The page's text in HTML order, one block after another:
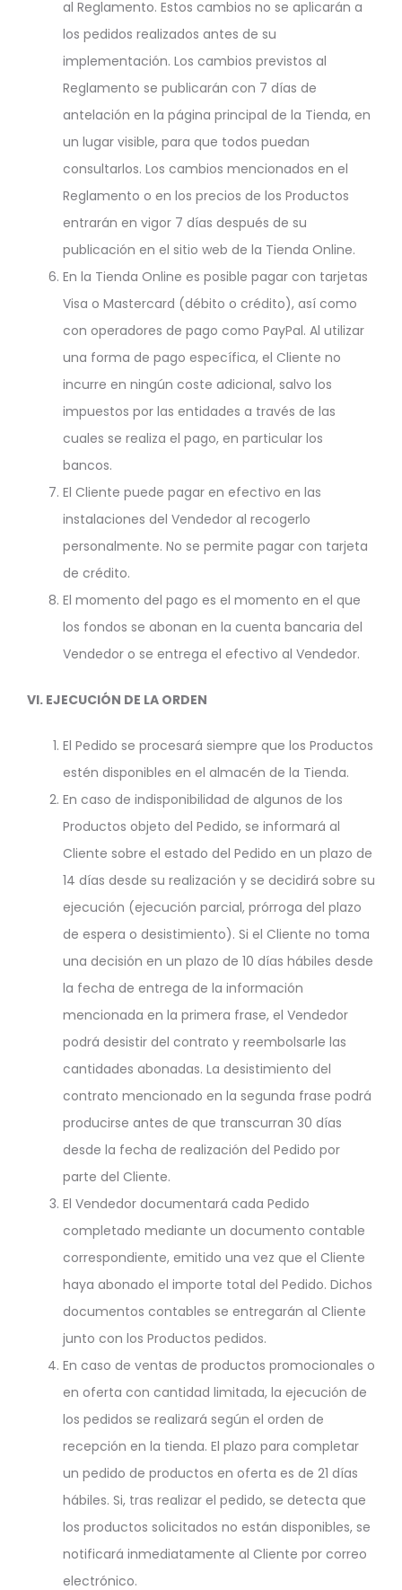
al Reglamento. Estos cambios no se aplicarán a
los pedidos realizados antes de su
implementación. Los cambios previstos al
Reglamento se publicarán con 7 días de
antelación en la página principal de la Tienda, en
un lugar visible, para que todos puedan
consultarlos. Los cambios mencionados en el
Reglamento o en los precios de los Productos
entrarán en vigor 7 días después de su
publicación en el sitio web de la Tienda Online.
En la Tienda Online es posible pagar con tarjetas
Visa o Mastercard (débito o crédito), así como
con operadores de pago como PayPal. Al utilizar
una forma de pago específica, el Cliente no
incurre en ningún coste adicional, salvo los
impuestos por las entidades a través de las
cuales se realiza el pago, en particular los
bancos.
El Cliente puede pagar en efectivo en las
instalaciones del Vendedor al recogerlo
personalmente. No se permite pagar con tarjeta
de crédito.
El momento del pago es el momento en el que
los fondos se abonan en la cuenta bancaria del
Vendedor o se entrega el efectivo al Vendedor.
VI. EJECUCIÓN DE LA ORDEN
El Pedido se procesará siempre que los Productos
estén disponibles en el almacén de la Tienda.
En caso de indisponibilidad de algunos de los
Productos objeto del Pedido, se informará al
Cliente sobre el estado del Pedido en un plazo de
14 días desde su realización y se decidirá sobre su
ejecución (ejecución parcial, prórroga del plazo
de espera o desistimiento). Si el Cliente no toma
una decisión en un plazo de 10 días hábiles desde
la fecha de entrega de la información
mencionada en la primera frase, el Vendedor
podrá desistir del contrato y reembolsarle las
cantidades abonadas. La desistimiento del
contrato mencionado en la segunda frase podrá
producirse antes de que transcurran 30 días
desde la fecha de realización del Pedido por
parte del Cliente.
El Vendedor documentará cada Pedido
completado mediante un documento contable
correspondiente, emitido una vez que el Cliente
haya abonado el importe total del Pedido. Dichos
documentos contables se entregarán al Cliente
junto con los Productos pedidos.
En caso de ventas de productos promocionales o
en oferta con cantidad limitada, la ejecución de
los pedidos se realizará según el orden de
recepción en la tienda. El plazo para completar
un pedido de productos en oferta es de 21 días
hábiles. Si, tras realizar el pedido, se detecta que
los productos solicitados no están disponibles, se
notificará inmediatamente al Cliente por correo
electrónico.